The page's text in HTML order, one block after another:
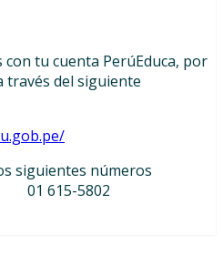
tu cuenta PerúEduca, por
través del siguiente
siguientes números
01 615-5802